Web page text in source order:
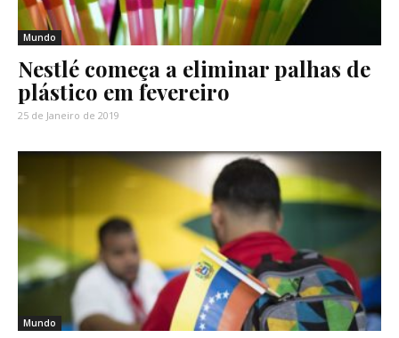
Mundo
Nestlé começa a eliminar palhas de
plástico em fevereiro
25 de Janeiro de 2019
Mundo